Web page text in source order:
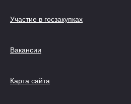
Участие в госзакупках
Вакансии
Карта сайта